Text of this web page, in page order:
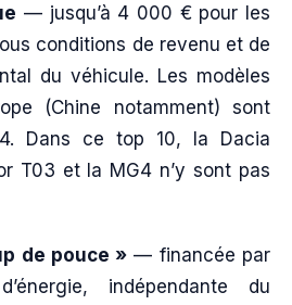
— jusqu’à 4 000 € pour les
conditions de revenu et de
du véhicule. Les modèles
(Chine notamment) sont
Dans ce top 10, la Dacia
T03 et la MG4 n’y sont pas
de pouce » — financée par
indépendante du